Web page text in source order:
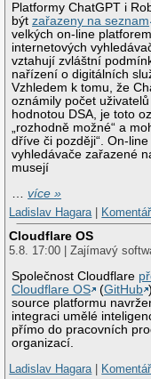
Platformy ChatGPT i
býtzařazeny na seznam
velkých on-line
internetových
vztahují zvláštní
nařízení o digitálních
Vzhledem k tomu, že
oznámily počet
hodnotou DSA, je toto
„rozhodně možné“ a
dříve či později“. On-
vyhledávače zařazené
musejí
…více »
Ladislav Hagara|
Cloudflare OS
5.8. 17:00 | Zajímavý
Společnost Cloudflare
Cloudflare OS
(GitHub
source platformu
integraci umělé
přímo do pracovních
organizací.
Ladislav Hagara|